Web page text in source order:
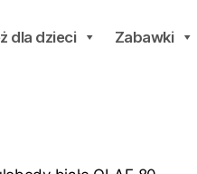
dla dzieci Zabawki